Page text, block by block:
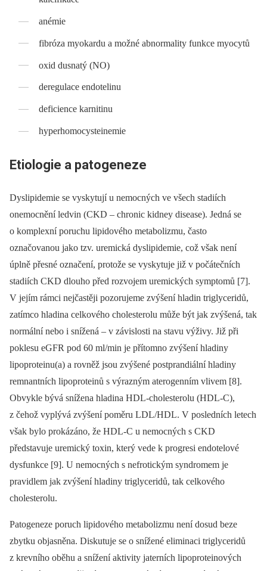
anémie
fibróza myokardu a možné abnormality funkce myocytů
oxid dusnatý (NO)
deregulace endotelinu
deficience karnitinu
hyperhomocysteinemie
Etiologie a patogeneze
Dyslipidemie se vyskytují u nemocných ve všech stadiích
onemocnění ledvin (CKD –⁠ chronic kidney disease). Jedná se
o komplexní poruchu lipidového metabolizmu, často
označovanou jako tzv. uremická dyslipidemie, což však není
úplně přesné označení, protože se vyskytuje již v počátečních
stadiích CKD dlouho před rozvojem uremických symptomů [7].
V jejím rámci nejčastěji pozorujeme zvýšení hladin triglyceridů,
zatímco hladina celkového cholesterolu může být jak zvýšená, tak
normální nebo i snížená –⁠ v závislosti na stavu výživy. Již při
poklesu eGFR pod 60 ml/min je přítomno zvýšení hladiny
lipoproteinu(a) a rovněž jsou zvýšené postprandiální hladiny
remnantních lipoproteinů s výrazným aterogenním vlivem [8].
Obvykle bývá snížena hladina HDL-cholesterolu (HDL-C),
z čehož vyplývá zvýšení poměru LDL/HDL. V posledních letech
však bylo prokázáno, že HDL-C u nemocných s CKD
představuje uremický toxin, který vede k progresi endotelové
dysfunkce [9]. U nemocných s nefrotickým syndromem je
pravidlem jak zvýšení hladiny triglyceridů, tak celkového
cholesterolu.
Patogeneze poruch lipidového metabolizmu není dosud beze
zbytku objasněna. Diskutuje se o snížené eliminaci triglyceridů
z krevního oběhu a snížení aktivity jaterních lipoproteinových